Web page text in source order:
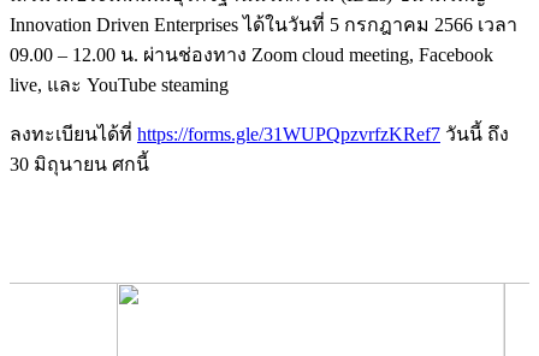
Innovation Driven Enterprises ได้ในวันที่ 5 กรกฎาคม 2566 เวลา
09.00 – 12.00 น. ผ่านช่องทาง Zoom cloud meeting, Facebook
live, และ YouTube steaming
ลงทะเบียนได้ที่ https://forms.gle/31WUPQpzvrfzKRef7 วันนี้ ถึง
30 มิถุนายน ศกนี้